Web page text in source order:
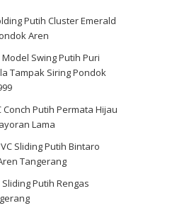
Putih Cluster Emerald
Aren
Model Swing Putih Puri
Tampak Siring Pondok
Conch Putih Permata Hijau
Lama
Sliding Putih Bintaro
Tangerang
Putih Rengas